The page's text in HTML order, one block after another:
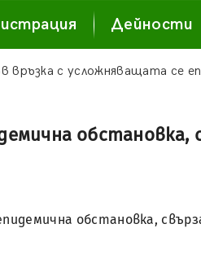
Дейности
връзка с усложняващата се
обстановка,
обстановка,